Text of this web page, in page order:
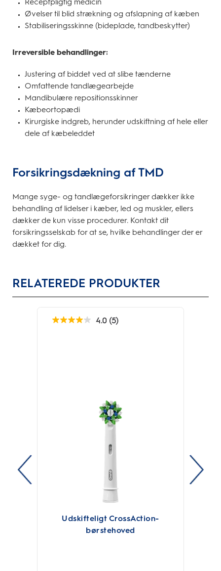
Øvelser til blid strækning og afslapning af kæben
Stabiliseringsskinne (bideplade, tandbeskytter)
Irreversible behandlinger:
Justering af biddet ved at slibe tænderne
Omfattende tandlægearbejde
Mandibulære repositionsskinner
Kæbeortopædi
Kirurgiske indgreb, herunder udskiftning af hele eller
dele af kæbeleddet
Forsikringsdækning af TMD
Mange syge- og tandlægeforsikringer dækker ikke
behandling af lidelser i kæber, led og muskler, ellers
dækker de kun visse procedurer. Kontakt dit
forsikringsselskab for at se, hvilke behandlinger der er
dækket for dig.
RELATEREDE PRODUKTER
4.0 (5)
4.0
Udskifteligt CrossAction-
børstehoved